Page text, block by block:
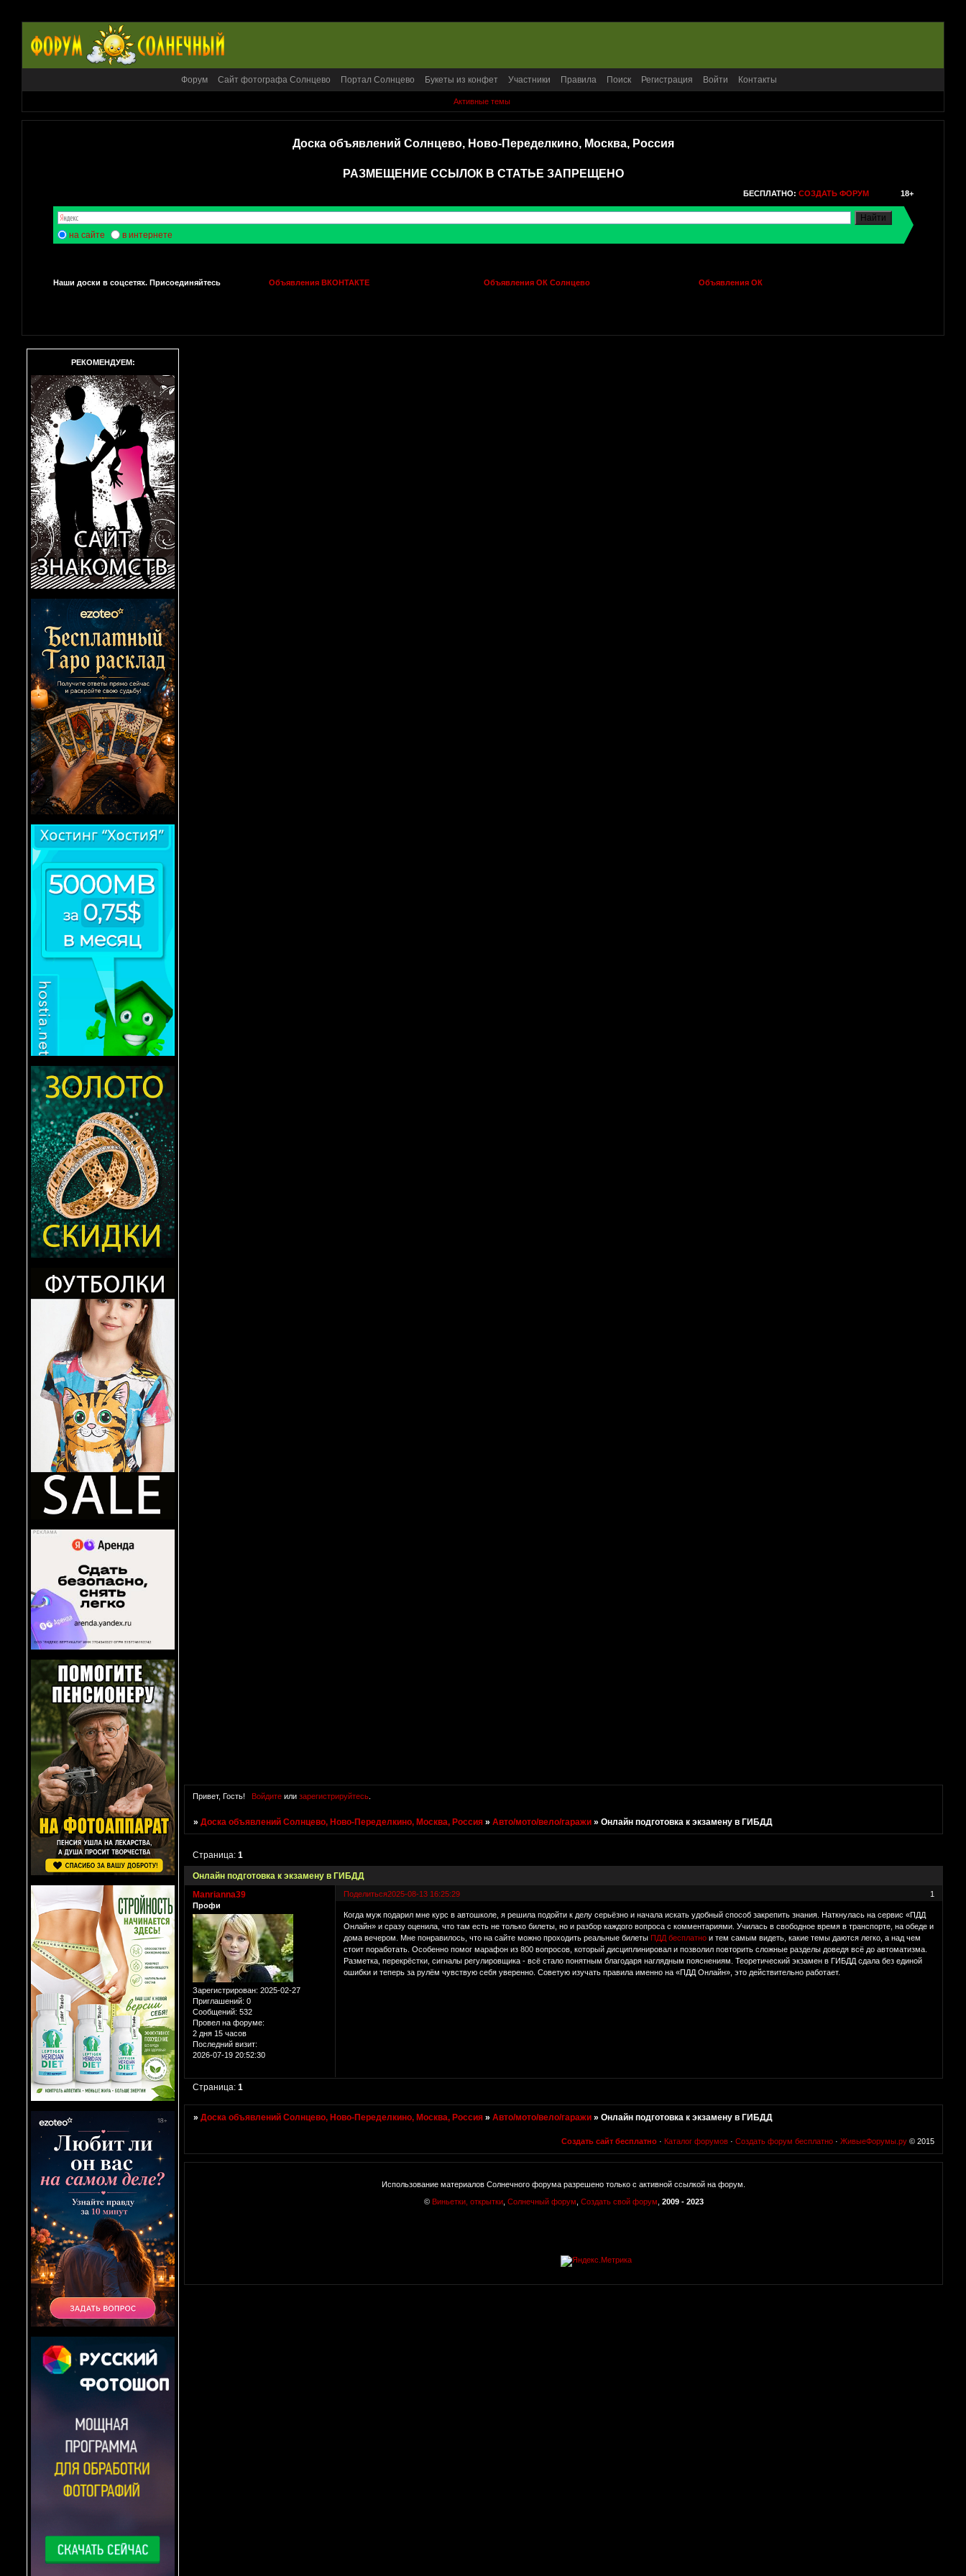
Форум Сайт фотографа Солнцево Портал Солнцево Букеты из конфет Участники Правила Поиск Регистрация Войти Контакты
Активные темы
Доска объявлений Солнцево, Ново-Переделкино, Москва, Россия
РАЗМЕЩЕНИЕ ССЫЛОК В СТАТЬЕ ЗАПРЕЩЕНО
БЕСПЛАТНО: СОЗДАТЬ ФОРУМ 18+
на сайте в интернете
Наши доски в соцсетях. Присоединяйтесь Объявления ВКОНТАКТЕ Объявления ОК Солнцево Объявления ОК
РЕКОМЕНДУЕМ:
Привет, Гость! Войдитеили зарегистрируйтесь.
»Доска объявлений Солнцево, Ново-Переделкино, Москва, Россия »Авто/мото/вело/гаражи »Онлайн подготовка к экзамену в ГИБДД
Онлайн подготовка к экзамену в ГИБДД
Страница:1
Поделиться 1
2025-08-13 16:25:29
Manrianna39
Профи
Зарегистрирован: 2025-02-27
Приглашений: 0
Сообщений: 532
Провел на форуме:
2 дня 15 часов
Последний визит:
2026-07-19 20:52:30
Когда муж подарил мне курс в автошколе, я решила подойти к делу серьёзно и начала искать удобный способ закрепить знания. Наткнулась на сервис «ПДД
Онлайн» и сразу оценила, что там есть не только билеты, но и разбор каждого вопроса с комментариями. Училась в свободное время в транспорте, на обеде и
дома вечером. Мне понравилось, что на сайте можно проходить реальные билеты ПДД бесплатно и тем самым видеть, какие темы даются легко, а над чем
стоит поработать. Особенно помог марафон из 800 вопросов, который дисциплинировал и позволил повторить сложные разделы доведя всё до автоматизма.
Разметка, перекрёстки, сигналы регулировщика - всё стало понятным благодаря наглядным пояснениям. Теоретический экзамен в ГИБДД сдала без единой
ошибки и теперь за рулём чувствую себя уверенно. Советую изучать правила именно на «ПДД Онлайн», это действительно работает.
Страница:1
»Доска объявлений Солнцево, Ново-Переделкино, Москва, Россия »Авто/мото/вело/гаражи »Онлайн подготовка к экзамену в ГИБДД
Создать сайт бесплатно · Каталог форумов · Создать форум бесплатно · ЖивыеФорумы.ру © 2015
Использование материалов Солнечного форума разрешено только с активной ссылкой на форум.
© Виньетки, открытки, Солнечный форум Создать свой форум 2009 - 2023